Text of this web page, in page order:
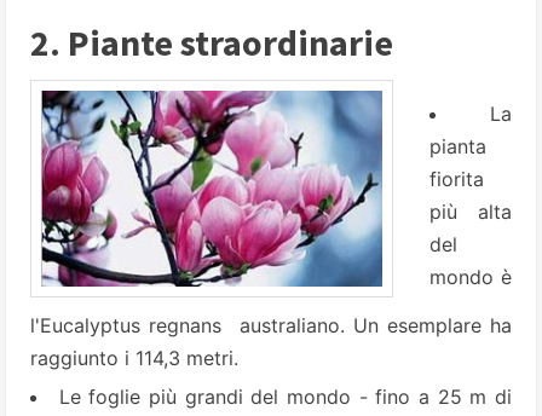
2. Piante straordinarie
La
pianta
fiorita
più alta
del
mondo è
l'Eucalyptus regnans australiano. Un esemplare ha
raggiunto i 114,3 metri.
Le foglie più grandi del mondo - fino a 25 m di